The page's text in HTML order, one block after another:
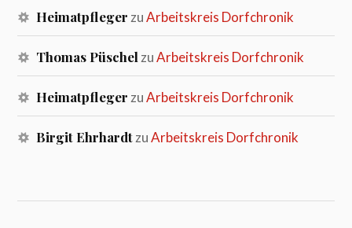
Heimatpfleger zuArbeitskreis Dorfchronik
Thomas Püschel zuArbeitskreis Dorfchronik
Heimatpfleger zuArbeitskreis Dorfchronik
Birgit EhrhardtzuArbeitskreis Dorfchronik